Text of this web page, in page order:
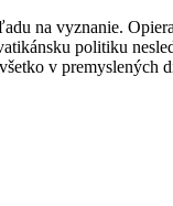
na vyznanie.
politiku
v